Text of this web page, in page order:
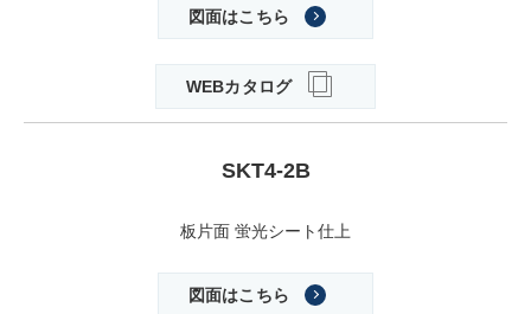
図面はこちら
WEBカタログ
SKT4-2B
板片面 蛍光シート仕上
図面はこちら